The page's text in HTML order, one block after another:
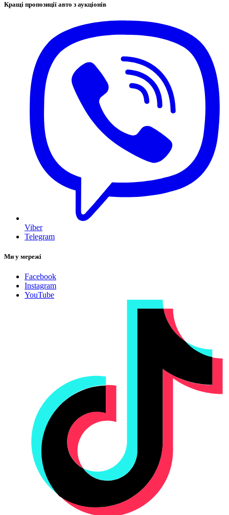
Кращі пропозиції авто з аукціонів
Viber
Telegram
Ми у мережі
Facebook
Instagram
YouTube